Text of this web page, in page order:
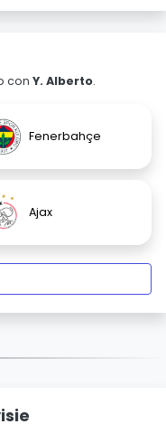
con Y. Alberto.
Fenerbahçe
Ajax